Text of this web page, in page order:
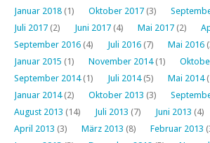
Januar 2018 (1) Oktober 2017 (3)
Juli 2017 (2) Juni 2017 (4) Mai 2017 (2)
September 2016 (4) Juli 2016 (7) Mai 2016
Januar 2015 (1) November 2014(1)
September 2014(1) Juli 2014(5) Mai 2014
Januar 2014(2) Oktober 2013 (3)
August 2013 (14) Juli 2013 (7) Juni 2013 (4)
April 2013 (3) März 2013 (8) Februar 2013